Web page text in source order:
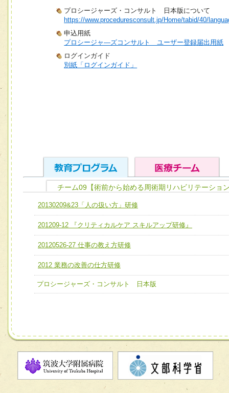
プロシージャーズ・コンサルト 日本版について
https://www.proceduresconsult.jp/Home/tabid/40/
申込用紙
プロシージャ―ズコンサルト ユーザー登録届出用紙
ログインガイド
別紙「ログインガイド」
ユニット１ 医療人としての基礎能力
全人的医療を実践する医療人として、必要な基礎能力を身
ける
ユニット２ チーム医療構成力
必要に応じて柔軟に医療チームを組織し、強調できる
ユニット３ 多職種連携力
他職種の視点とスキルを学び、相互理解と連携を深める
チーム01【病院内横断的問題解決チーム】
チーム02【地域医療連携推進による高度医療を必要とする
宅患者等支援チーム】
チーム03【癌患者服薬サポートチーム】
チーム04【口腔ケアチーム】
チーム07【病院職員に対する院内感染対策教育チーム】
チーム08【地域関係機関と連携した小児リハビリテーショ
チーム】
チーム09【術前から始める周術期リハビリテーションチー
チーム09【術前から始める周術期リハビリテーショ
20130209&23「人の扱い方」研修
201209-12 『クリティカルケア スキルアップ研修』
20120526-27 仕事の教え方研修
2012 業務の改善の仕方研修
プロシージャーズ・コンサルト 日本版